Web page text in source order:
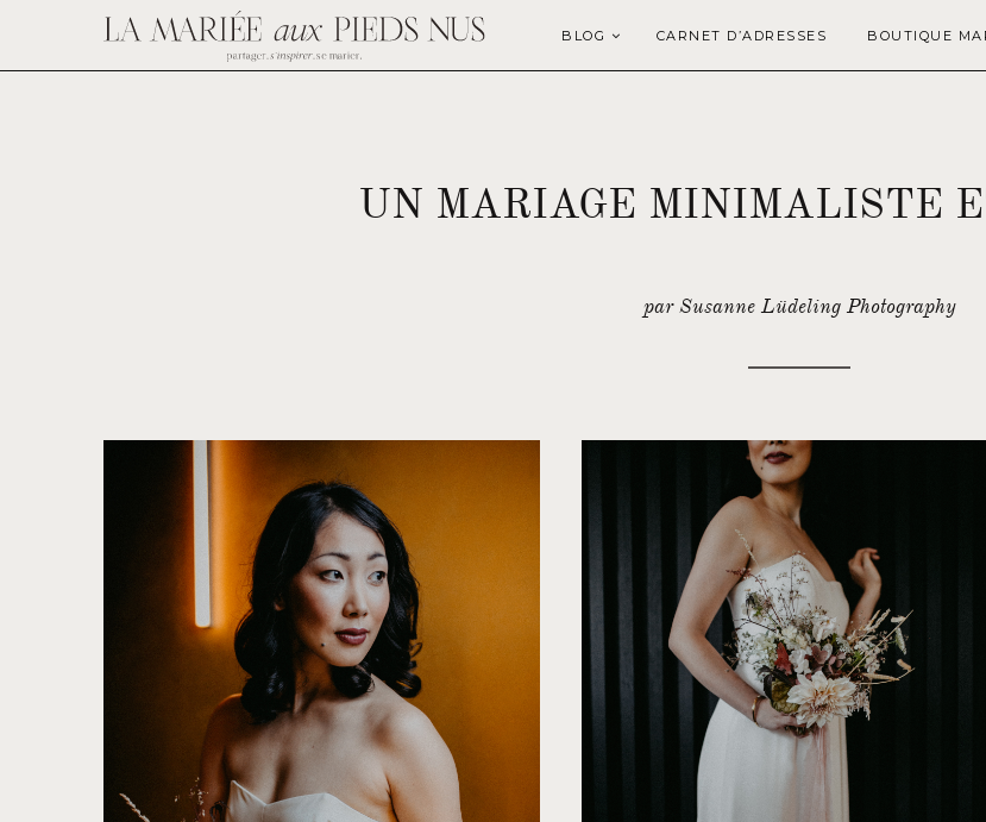
BLOG CARNET D’ADRESSES BOUTIQUE
UN MARIAGE MINIMALISTE
par Susanne Lüdeling Photography